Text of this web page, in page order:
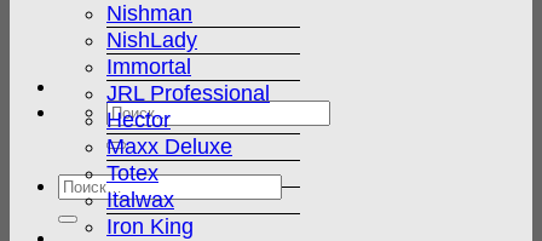
Искать:
Искать:
Nishman
NishLady
Immortal
JRL Professional
Hector
Maxx Deluxe
Totex
Italwax
Iron King